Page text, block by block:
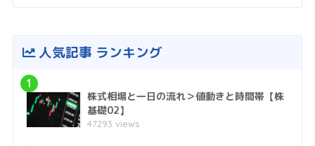
人気記事 ランキング
1
株式相場と一日の流れ＞値動きと時間帯【株
基礎02】
47293 views